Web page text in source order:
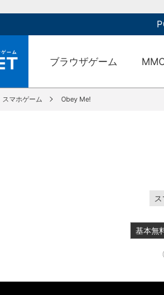
ブラウザゲーム
スマホゲーム Obey Me!
基本無